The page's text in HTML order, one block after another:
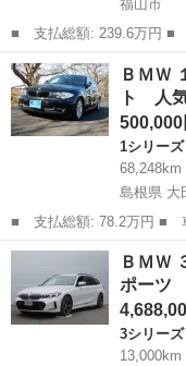
福山市
■ 支払総額: 239.6万円 ■ 車両本体価格： 2,188,000 円 ■ メーカ
ー名： ＢＭＷ ■ 車種名
ｉグランクーペ Ｍスポ
ルチディ...
広島 福山市
ＢＭＷ
ト 人
500,000
1シリーズ
68,248km
島根県 大
■ 支払総額: 78.2万円 ■ 車両本体価格： 500,000 円 ■ メーカー
名： ＢＭＷ ■ 車種名：
ｉ プッシュスタート
量： 160...
島根 大田市 1シリ
ＢＭＷ
ポーツ
3シリーズ
13,000km